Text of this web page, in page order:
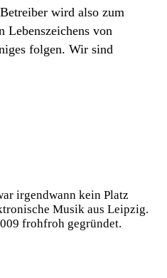
irgendwann kein Platz
Musik aus Leipzig.
frohfroh gegründet.
wird also zum
Lebenszeichens von
folgen. Wir sind